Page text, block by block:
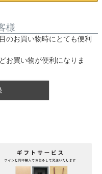
様
のお買い物時にとても便利
お買い物が便利になりま